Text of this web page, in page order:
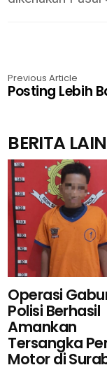
Previous Article
Posting Lebih
BERITA
Operasi
Polisi Berhasil
Amankan
Tersangka
Motor di